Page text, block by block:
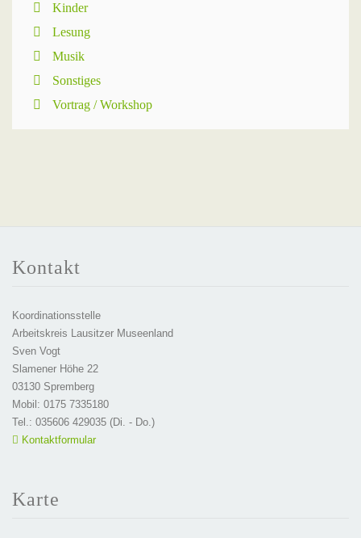
Kinder
Lesung
Musik
Sonstiges
Vortrag / Workshop
Kontakt
Koordinationsstelle
Arbeitskreis Lausitzer Museenland
Sven Vogt
Slamener Höhe 22
03130 Spremberg
Mobil: 0175 7335180
Tel.: 035606 429035 (Di. - Do.)
Kontaktformular
Karte